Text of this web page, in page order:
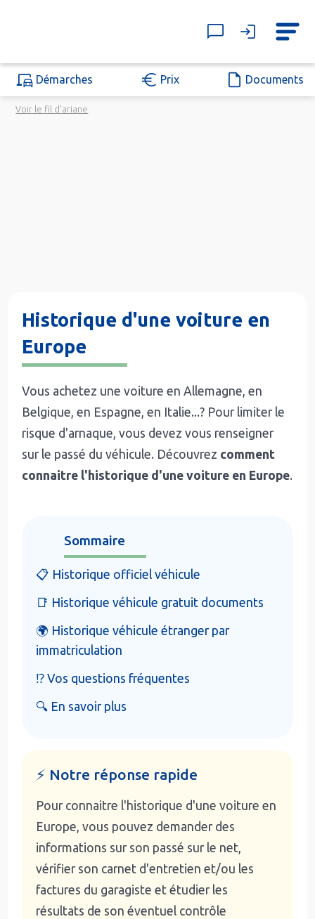
Démarches Prix Documents
Voir le fil d'ariane
Historique d'une voiture en
Europe
Vous achetez une voiture en Allemagne, en
Belgique, en Espagne, en Italie...? Pour limiter le
risque d'arnaque, vous devez vous renseigner
sur le passé du véhicule. Découvrez comment
connaitre l'historique d'une voiture en Europe.
Sommaire
📋 Historique officiel véhicule
📑 Historique véhicule gratuit documents
🌍 Historique véhicule étranger par
immatriculation
⁉️ Vos questions fréquentes
🔍 En savoir plus
⚡ Notre réponse rapide
Pour connaitre l'historique d'une voiture en
Europe, vous pouvez demander des
informations sur son passé sur le net,
vérifier son carnet d'entretien et/ou les
factures du garagiste et étudier les
résultats de son éventuel contrôle